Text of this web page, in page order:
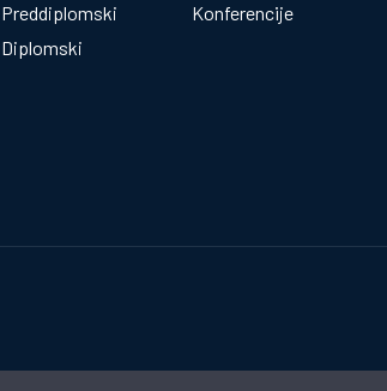
Preddiplomski
Diplomski
Konferencije